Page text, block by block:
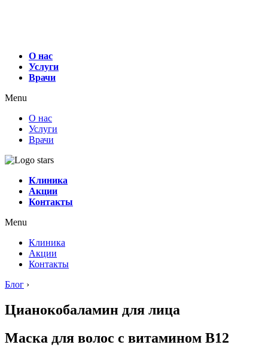
О нас
Услуги
Врачи
Menu
О нас
Услуги
Врачи
Клиника
Акции
Контакты
Menu
Клиника
Акции
Контакты
Блог ›
Цианокобаламин для лица
Маска для волос с витамином В12